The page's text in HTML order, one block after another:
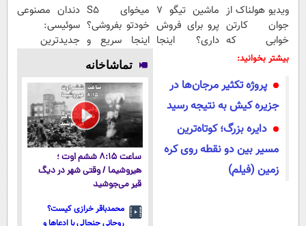
حیات وحش
سیاست خارجی
ویدیو هولناک از
جوان کارتن
خوابی که
میلیاردر شد.
ماشین تیگو 7
پرو برای فروش
داری؟ اینجا
میخوای S5
خودتو بفروشی؟
اینجا سریع و
منصفانه تر
بفروش
دندان مصنوعی
سوئیسی:
جدیدترین
پرداخت قسطی
بیشتر بخوانید:
پروژه تکثیر مرجان‌ها در
جزیره کیش به نتیجه رسید
دایره بزرگ؛ کوتاه‌ترین
مسیر بین دو نقطه روی کره
زمین (فیلم)
تماشاخانه
ساعت ۸:۱۵ ششم اوت ؛
هیروشیما / وقتی شهر در دیگ
قیر می‌جوشید
محمدباقر خرازی کیست؟
روحانی جنجالی با ادعاها و